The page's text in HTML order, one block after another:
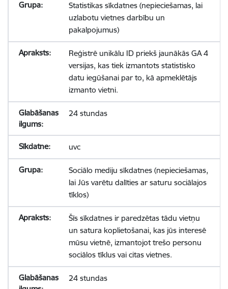
Statistikas sīkdatnes (nepieciešamas, lai
uzlabotu vietnes darbību un
pakalpojumus)
Reģistrē unikālu ID priekš jaunākās GA 4
versijas, kas tiek izmantots statistisko
datu iegūšanai par to, kā apmeklētājs
izmanto vietni.
24 stundas
uvc
Sociālo mediju sīkdatnes (nepieciešamas,
lai Jūs varētu dalīties ar saturu sociālajos
tīklos)
Šīs sīkdatnes ir paredzētas tādu vietņu
un satura koplietošanai, kas jūs interesē
mūsu vietnē, izmantojot trešo personu
sociālos tīklus vai citas vietnes.
24 stundas